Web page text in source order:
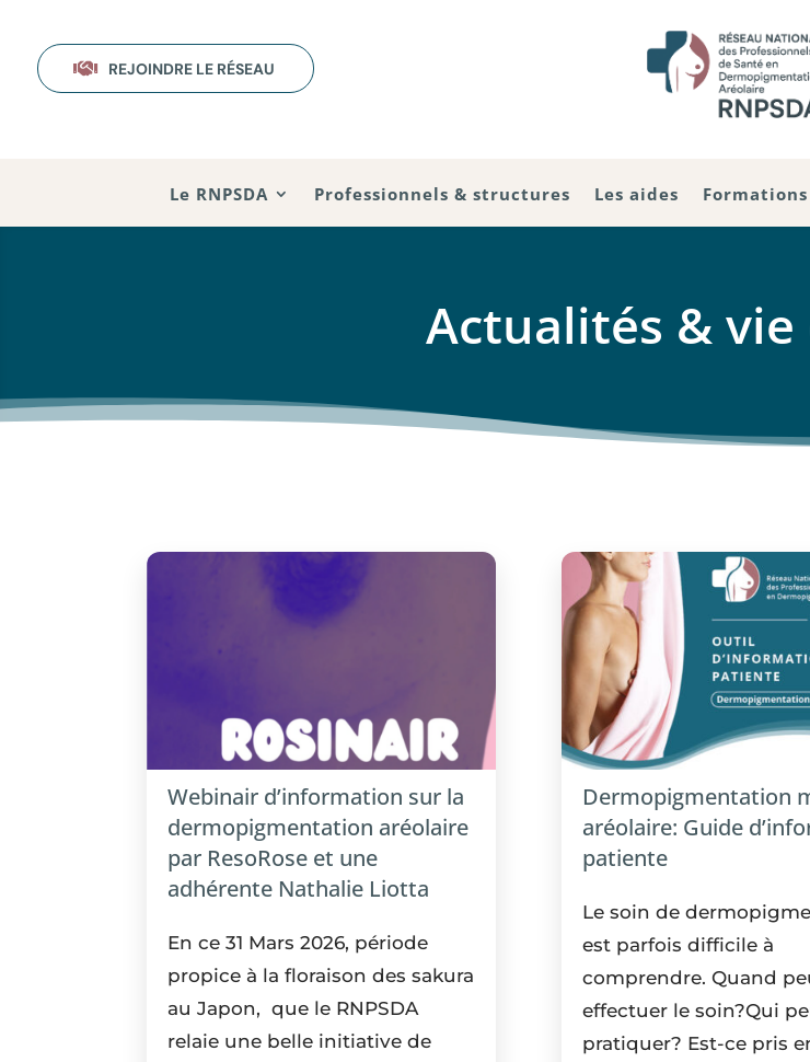
 REJOINDRE LE RÉSEAU
Le RNPSDA Professionnels & structures Les aides Formations
Actualités & vie
Webinair d’information sur la
dermopigmentation aréolaire
par ResoRose et une
adhérente Nathalie Liotta
En ce 31 Mars 2026, période
propice à la floraison des sakura
au Japon, que le RNPSDA
relaie une belle initiative de
Dermopigmentation
aréolaire: Guide
patiente
Le soin de
est parfois difficile à
comprendre. Quand
effectuer le soin?Qui
pratiquer? Est-ce pris